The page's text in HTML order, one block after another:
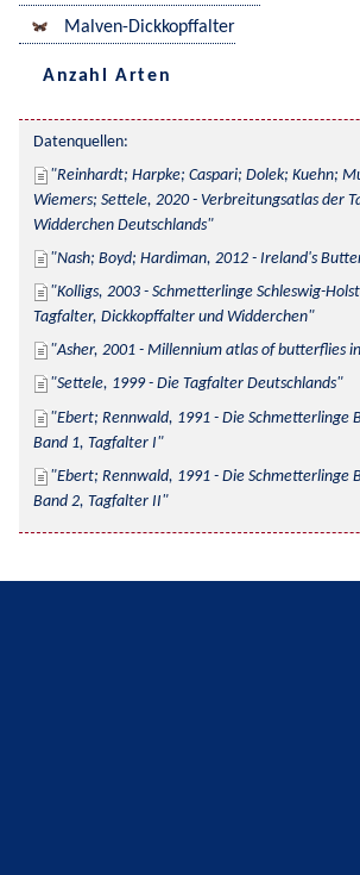
Malven-Dickkopffalter
Anzahl Arten
Datenquellen:
Reinhardt; Harpke; Caspari; Dolek; Kuehn;
Wiemers; Settele, 2020 - Verbreitungsatlas der
Widderchen Deutschlands
Nash; Boyd; Hardiman, 2012 - Ireland's
Kolligs, 2003 - Schmetterlinge Schleswig-
Tagfalter, Dickkopffalter und Widderchen
Asher, 2001 - Millennium atlas of butterflies
Settele, 1999 - Die Tagfalter Deutschlands
Ebert; Rennwald, 1991 - Die Schmetterlinge
Band 1, Tagfalter I
Ebert; Rennwald, 1991 - Die Schmetterlinge
Band 2, Tagfalter II